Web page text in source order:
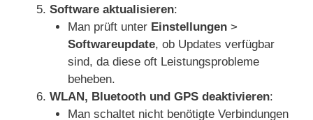
Software aktualisieren:
Man prüft unter Einstellungen>
Softwareupdate, ob Updates verfügbar
sind, da diese oft Leistungsprobleme
beheben.
WLAN, Bluetooth und GPS deaktivieren:
Man schaltet nicht benötigte Verbindungen